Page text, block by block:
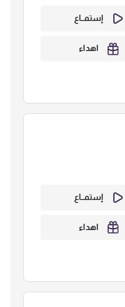
إستمــاع
اهداء
إستمــاع
اهداء